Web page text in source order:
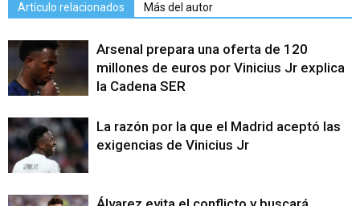
Artículo relacionados Más del autor
Arsenal prepara una oferta de 120
millones de euros por Vinicius Jr explica
la Cadena SER
La razón por la que el Madrid aceptó las
exigencias de Vinicius Jr